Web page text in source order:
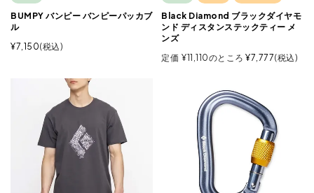
BUMPY バンピー バンピーパッカブ
ル
¥7,150 税込
Black Diamond ブラックダイヤモ
ンド ディスタンステックティー メ
ンズ
定価 ¥11,110のところ ¥7,777 税込